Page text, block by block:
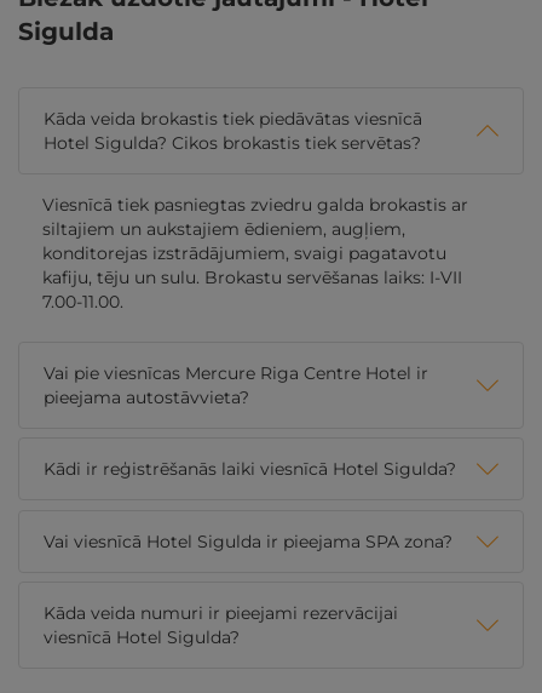
Sigulda
Kāda veida brokastis tiek piedāvātas viesnīcā
Hotel Sigulda? Cikos brokastis tiek servētas?
Viesnīcā tiek pasniegtas zviedru galda brokastis ar
siltajiem un aukstajiem ēdieniem, augļiem,
konditorejas izstrādājumiem, svaigi pagatavotu
kafiju, tēju un sulu. Brokastu servēšanas laiks: I-VII
7.00-11.00.
Vai pie viesnīcas Mercure Riga Centre Hotel ir
pieejama autostāvvieta?
Kādi ir reģistrēšanās laiki viesnīcā Hotel Sigulda?
Vai viesnīcā Hotel Sigulda ir pieejama SPA zona?
Kāda veida numuri ir pieejami rezervācijai
viesnīcā Hotel Sigulda?